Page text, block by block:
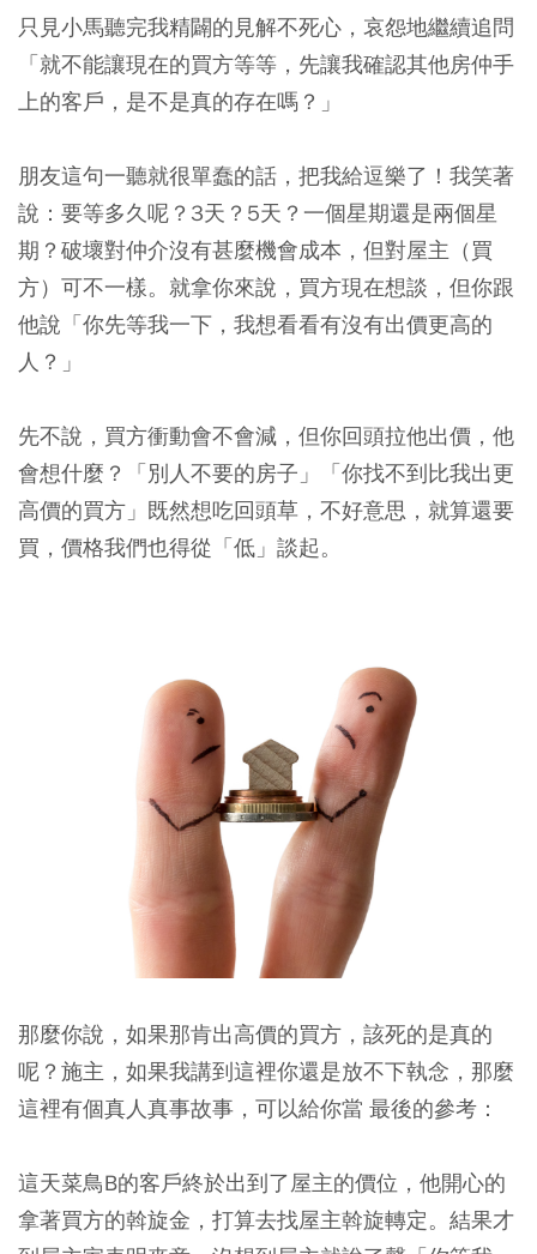
只見小馬聽完我精闢的見解不死心，哀怨地繼續追問
「就不能讓現在的買方等等，先讓我確認其他房仲手
上的客戶，是不是真的存在嗎？」
朋友這句一聽就很單蠢的話，把我給逗樂了！我笑著
說：要等多久呢？3天？5天？一個星期還是兩個星
期？破壞對仲介沒有甚麼機會成本，但對屋主（買
方）可不一樣。就拿你來說，買方現在想談，但你跟
他說「你先等我一下，我想看看有沒有出價更高的
人？」
先不說，買方衝動會不會減，但你回頭拉他出價，他
會想什麼？「別人不要的房子」「你找不到比我出更
高價的買方」既然想吃回頭草，不好意思，就算還要
買，價格我們也得從「低」談起。
那麼你說，如果那肯出高價的買方，該死的是真的
呢？施主，如果我講到這裡你還是放不下執念，那麼
這裡有個真人真事故事，可以給你當 最後的參考：
這天菜鳥B的客戶終於出到了屋主的價位，他開心的
拿著買方的斡旋金，打算去找屋主斡旋轉定。結果才